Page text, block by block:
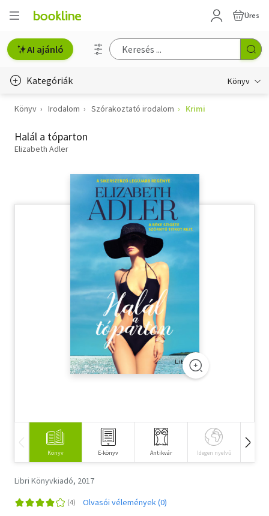
Üres
AI ajánló
Kategóriák Könyv
Életmód, egészség
Erotika
Szótár, nyelvkönyv
Tankönyv, segédkönyv
Természettudomány
Könyv Irodalom Szórakoztató irodalom Krimi
Halál a tóparton
Elizabeth Adler
Könyv E-könyv Antikvár Idegen nyelvű
Libri Könyvkiadó, 2017
Olvasói vélemények (0)